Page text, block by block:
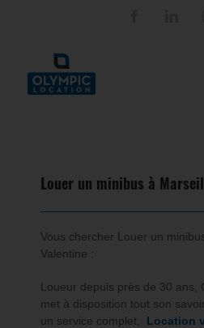
Louer un minibus à
Vous chercher Louer un
Valentine
Loueur depuis près de 30 ans,
met à disposition tout son
un service complet, Location